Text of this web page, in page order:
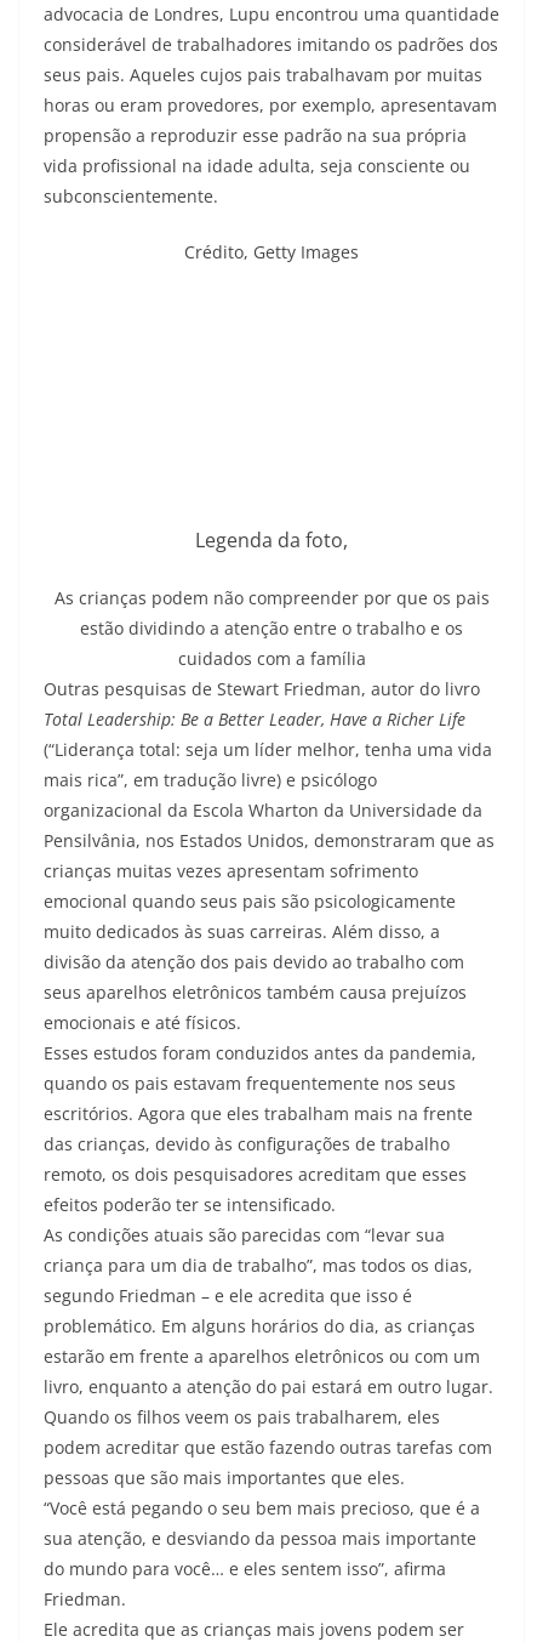
advocacia de Londres, Lupu encontrou uma quantidade
considerável de trabalhadores imitando os padrões dos
seus pais. Aqueles cujos pais trabalhavam por muitas
horas ou eram provedores, por exemplo, apresentavam
propensão a reproduzir esse padrão na sua própria
vida profissional na idade adulta, seja consciente ou
subconscientemente.
Crédito, Getty Images
Legenda da foto,
As crianças podem não compreender por que os pais
estão dividindo a atenção entre o trabalho e os
cuidados com a família
Outras pesquisas de Stewart Friedman, autor do livro
Total Leadership: Be a Better Leader, Have a Richer Life
(“Liderança total: seja um líder melhor, tenha uma vida
mais rica”, em tradução livre) e psicólogo
organizacional da Escola Wharton da Universidade da
Pensilvânia, nos Estados Unidos, demonstraram que as
crianças muitas vezes apresentam sofrimento
emocional quando seus pais são psicologicamente
muito dedicados às suas carreiras. Além disso, a
divisão da atenção dos pais devido ao trabalho com
seus aparelhos eletrônicos também causa prejuízos
emocionais e até físicos.
Esses estudos foram conduzidos antes da pandemia,
quando os pais estavam frequentemente nos seus
escritórios. Agora que eles trabalham mais na frente
das crianças, devido às configurações de trabalho
remoto, os dois pesquisadores acreditam que esses
efeitos poderão ter se intensificado.
As condições atuais são parecidas com “levar sua
criança para um dia de trabalho”, mas todos os dias,
segundo Friedman – e ele acredita que isso é
problemático. Em alguns horários do dia, as crianças
estarão em frente a aparelhos eletrônicos ou com um
livro, enquanto a atenção do pai estará em outro lugar.
Quando os filhos veem os pais trabalharem, eles
podem acreditar que estão fazendo outras tarefas com
pessoas que são mais importantes que eles.
“Você está pegando o seu bem mais precioso, que é a
sua atenção, e desviando da pessoa mais importante
do mundo para você… e eles sentem isso”, afirma
Friedman.
Ele acredita que as crianças mais jovens podem ser